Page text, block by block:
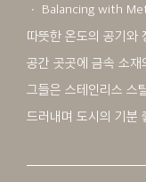
ㆍ Balancing with
따뜻한 온도의 공기와
공간 곳곳에 금속 소재
그들은 스테인리스 스
드러내며 도시의 기분